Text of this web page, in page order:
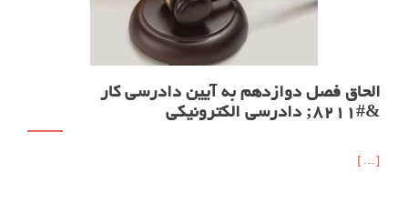
ﺍﻟﺤﺎﻕ ﻓﺼﻞ ﺩﻭﺍﺯﺩﻫﻢ ﺑﻪ ﺁﻳﻴﻦ ﺩﺍﺩﺭﺳﯽ ﮐﺎﺭ
&#۸۲۱۱; ﺩﺍﺩﺭﺳﯽ ﺍﻟﮑﺘﺮﻭﻧﻴﮑﯽ
[…]